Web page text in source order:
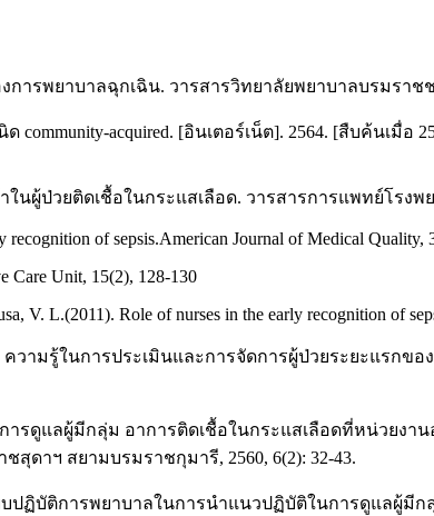
รพยาบาลฉุกเฉิน. วารสารวิทยาลัยพยาบาลบรมราชช
acquired. [อินเตอร์เน็ต]. 2564. [สืบค้นเมื่อ
ผู้ป่วยติดเชื้อในกระแสเลือด. วารสารการแพทย์โรงพ
of sepsis.American Journal of Medical Quality,
Care Unit, 15(2), 128-130
V. L.(2011). Role of nurses in the early recognition of
รู้ในการประเมินและการจัดการผู้ป่วยระยะแรกขอ
ดูแลผู้มีกลุ่ม อาการติดเชื้อในกระแสเลือดที่หน่วยงา
ดาฯ สยามบรมราชกุมารี, 2560, 6(2): 32-43.
ฏิบัติการพยาบาลในการนำแนวปฏิบัติในการดูแลผู้มีก